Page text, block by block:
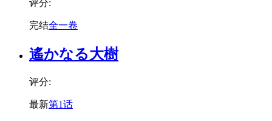
评分:
完结全一卷
遙かなる大樹
评分:
最新第1话